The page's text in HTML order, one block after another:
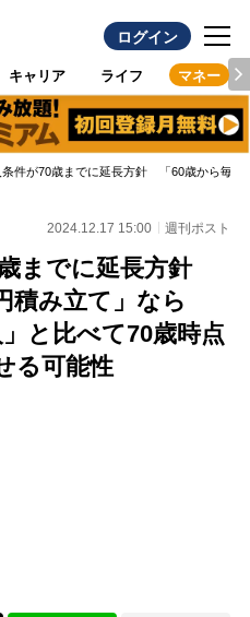
ログイン
キャリア ライフ マネー
条件が70歳までに延長方針 「60歳から毎月
2024.12.17 15:00 週刊ポスト
までに延長方針
積み立て」なら
と比べて70歳時点
る可能性